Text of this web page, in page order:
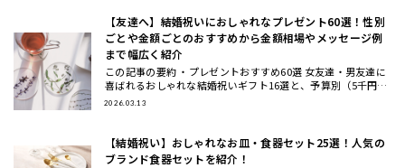
【友達へ】結婚祝いにおしゃれなプレゼント60選！性別
ごとや金額ごとのおすすめから金額相場やメッセージ例
まで幅広く紹介
この記事の要約 ・プレゼントおすすめ60選 女友達・男友達に
喜ばれるおしゃれな結婚祝いギフト16選と、予算別（5千円～
3万円）に選ぶおしゃれな結婚祝いギフト23選の計60選をご紹
2026.03.13
【結婚祝い】おしゃれなお皿・食器セット25選！人気の
ブランド食器セットを紹介！